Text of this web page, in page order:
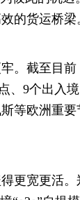
的货运桥梁
截至目前
、9个出入
等欧洲重
宽更活。